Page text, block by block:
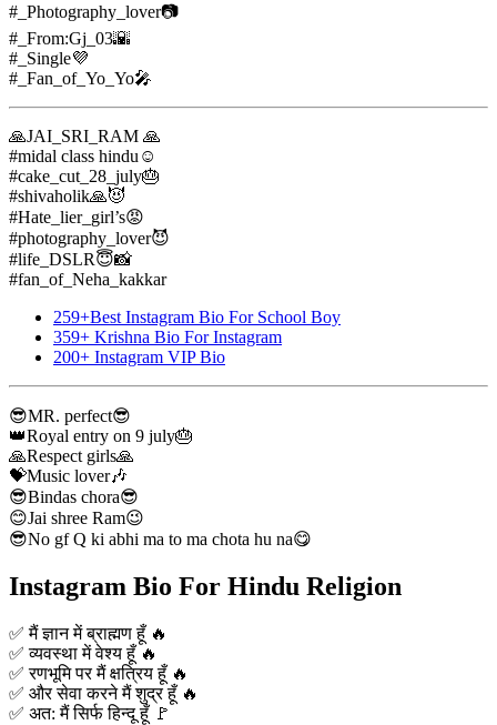
#_Photography_lover📷
#_From:Gj_03🌇
#_Single💜
#_Fan_of_Yo_Yo🎤
🙏JAI_SRI_RAM 🙏
#midal class hindu☺
#cake_cut_28_july🎂
#shivaholik🙏😈
#Hate_lier_girl’s😡
#photography_lover😈
#life_DSLR😇📸
#fan_of_Neha_kakkar
259+Best Instagram Bio For School Boy
359+ Krishna Bio For Instagram
200+ Instagram VIP Bio
😎MR. perfect😎
👑Royal entry on 9 july🎂
🙏Respect girls🙏
💝Music lover🎶
😎Bindas chora😎
😊Jai shree Ram😉
😎No gf Q ki abhi ma to ma chota hu na😋
Instagram Bio For Hindu Religion
✅ मैं ज्ञान में ब्राह्मण हूँ 🔥
✅ व्यवस्था में वेश्य हूँ 🔥
✅ रणभूमि पर मैं क्षत्रिय हूँ 🔥
✅ और सेवा करने मैं शुद्र हूँ 🔥
✅ अत: मैं सिर्फ हिन्दू हूँ 🚩